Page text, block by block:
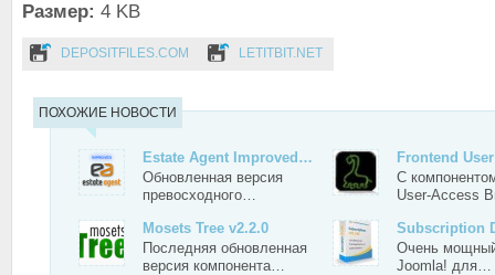
Размер: 4 KB
DEPOSITFILES.COM LETITBIT.NET
ПОХОЖИЕ НОВОСТИ
Estate Agent Improved…
Обновленная версия
превосходного…
Frontend
С
User-Access
Mosets Tree v2.2.0
Последняя обновленная
версия компонента…
Subscription
Очень
Joomla! для…